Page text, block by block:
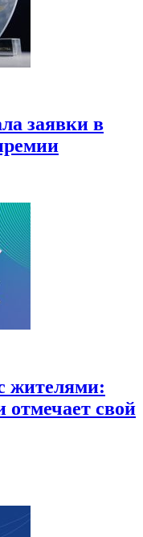
заявки в
жителями:
свой